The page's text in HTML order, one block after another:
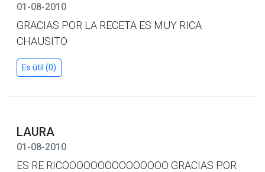
01-08-2010
GRACIAS POR LA RECETA ES MUY RICA
CHAUSITO
Es útil (0)
LAURA
01-08-2010
ES RE RICOOOOOOOOOOOOOOO GRACIAS POR